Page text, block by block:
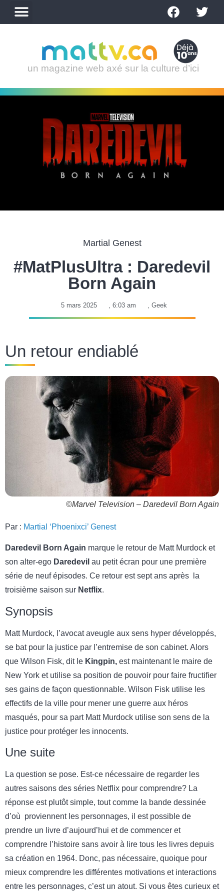
un magazine web axé sur la culture d’ici
Martial Genest
#MatPlusUltra : Daredevil
Born Again
5 mars 2025 , 6:03 am , Geek
Un retour endiablé
©Marvel Television – Daredevil Born Again
Par : Martial ‘Phoenixci’ Genest
Daredevil Born Again marque le retour de Matt Murdock et
son alter-ego Daredevil au petit écran pour une première
série de neuf épisodes. Ce retour est sept ans après la
troisième saison sur Netflix.
Synopsis
Matt Murdock, l’avocat aveugle aux sens hyper développés,
se bat pour la justice par l’entremise de son cabinet. Alors
que Wilson Fisk, dit le Kingpin, est maintenant le maire de
New York et utilise sa position de pouvoir pour faire fructifier
ses gains de façon questionnable. Wilson Fisk utilise les
effectifs de la ville pour mener une guerre aux héros
masqués, pour sa part Matt Murdock utilise son sens de la
justice pour protéger les innocents.
Une suite
La question se pose. Est-ce nécessaire de regarder les
autres saisons des séries Netflix pour comprendre? La
réponse est plutôt simple, tout comme la bande dessinée
d’où proviennent les personnages, il est possible de
prendre un livre d’aujourd’hui et de commencer et
comprendre l’histoire sans avoir à lire tous les livres depuis
sa création en 1964. Donc, pas nécessaire, quoique pour
mieux comprendre les différentes motivations et interactions
entre les personnages, c’est un atout. Si vous êtes curieux et